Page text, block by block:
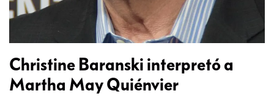
Christine Baranski interpretó a
Martha May Quiénvier